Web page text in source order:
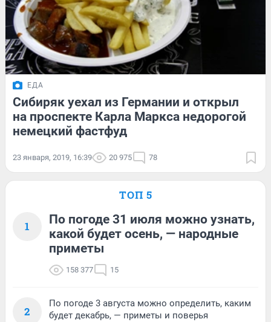
ЕДА
Сибиряк уехал из Германии и открыл
на проспекте Карла Маркса недорогой
немецкий фастфуд
23 января, 2019, 16:39 20 975 78
ТОП 5
1
По погоде 31 июля можно узнать,
какой будет осень, — народные
приметы
158 377 15
2
По погоде 3 августа можно определить, каким
будет декабрь, — приметы и поверья